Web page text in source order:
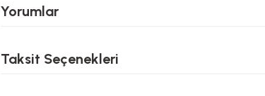
Yorumlar
Taksit Seçenekleri